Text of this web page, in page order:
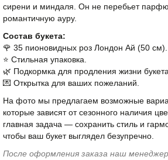
сирени и миндаля. Он не перебьет
романтичную ауру.
Состав букета:
🌹 35 пионовидных роз Лондон Ай (50 см).
⭐️ Стильная упаковка.
🌿 Подкормка для продления жизни букета.
💌 Открытка для ваших пожеланий.
На фото мы предлагаем возможные
которые зависят от сезонного наличия
главная задача — сохранить стиль и
чтобы ваш букет выглядел безупречно.
После оформления заказа наш